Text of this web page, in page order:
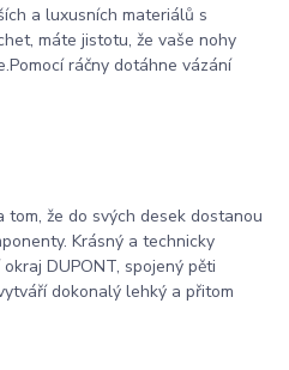
a luxusních materiálů s
máte jistotu, že vaše nohy
ráčny dotáhne vázání
že do svých desek dostanou
Krásný a technicky
DUPONT, spojený pěti
dokonalý lehký a přitom